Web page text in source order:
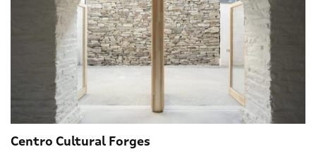
Centro Cultural Forges